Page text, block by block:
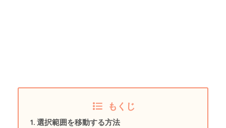
もくじ
選択範囲を移動する方法